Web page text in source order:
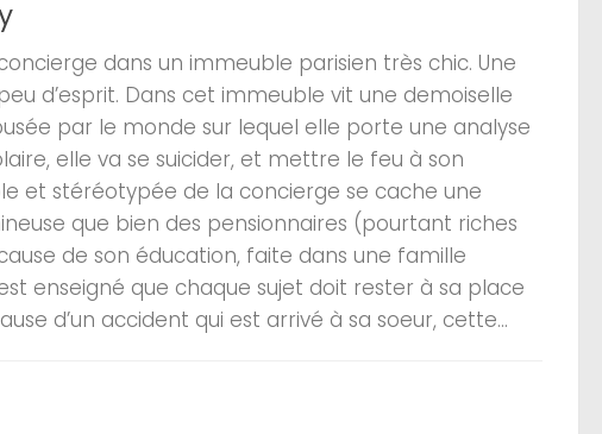
dans un immeuble parisien très chic. Une
d’esprit. Dans cet immeuble vit une demoiselle
par le monde sur lequel elle porte une analyse
elle va se suicider, et mettre le feu à son
et stéréotypée de la concierge se cache une
que bien des pensionnaires (pourtant riches
de son éducation, faite dans une famille
enseigné que chaque sujet doit rester à sa place
d’un accident qui est arrivé à sa soeur, cette...